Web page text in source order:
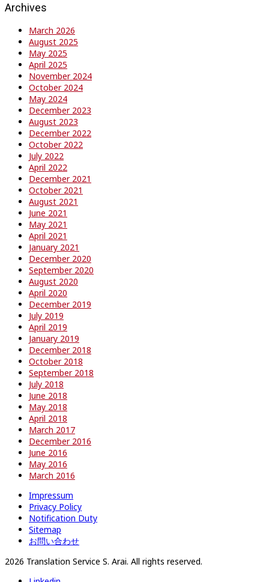
Archives
March 2026
August 2025
May 2025
April 2025
November 2024
October 2024
May 2024
December 2023
August 2023
December 2022
October 2022
July 2022
April 2022
December 2021
October 2021
August 2021
June 2021
May 2021
April 2021
January 2021
December 2020
September 2020
August 2020
April 2020
December 2019
July 2019
April 2019
January 2019
December 2018
October 2018
September 2018
July 2018
June 2018
May 2018
April 2018
March 2017
December 2016
June 2016
May 2016
March 2016
Impressum
Privacy Policy
Notification Duty
Sitemap
お問い合わせ
2026 Translation Service S. Arai. All rights reserved.